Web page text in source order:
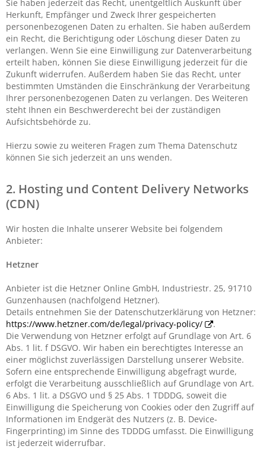
Sie haben jederzeit das Recht, unentgeltlich Auskunft über
Herkunft, Empfänger und Zweck Ihrer gespeicherten
personenbezogenen Daten zu erhalten. Sie haben außerdem
ein Recht, die Berichtigung oder Löschung dieser Daten zu
verlangen. Wenn Sie eine Einwilligung zur Datenverarbeitung
erteilt haben, können Sie diese Einwilligung jederzeit für die
Zukunft widerrufen. Außerdem haben Sie das Recht, unter
bestimmten Umständen die Einschränkung der Verarbeitung
Ihrer personenbezogenen Daten zu verlangen. Des Weiteren
steht Ihnen ein Beschwerderecht bei der zuständigen
Aufsichtsbehörde zu.
Hierzu sowie zu weiteren Fragen zum Thema Datenschutz
können Sie sich jederzeit an uns wenden.
2. Hosting und Content Delivery Networks
(CDN)
Wir hosten die Inhalte unserer Website bei folgendem
Anbieter:
Hetzner
Anbieter ist die Hetzner Online GmbH, Industriestr. 25, 91710
Gunzenhausen (nachfolgend Hetzner).
Details entnehmen Sie der Datenschutzerklärung von Hetzner:
https://www.hetzner.com/de/legal/privacy-policy/
.
Die Verwendung von Hetzner erfolgt auf Grundlage von Art. 6
Abs. 1 lit. f DSGVO. Wir haben ein berechtigtes Interesse an
einer möglichst zuverlässigen Darstellung unserer Website.
Sofern eine entsprechende Einwilligung abgefragt wurde,
erfolgt die Verarbeitung ausschließlich auf Grundlage von Art.
6 Abs. 1 lit. a DSGVO und § 25 Abs. 1 TDDDG, soweit die
Einwilligung die Speicherung von Cookies oder den Zugriff auf
Informationen im Endgerät des Nutzers (z. B. Device-
Fingerprinting) im Sinne des TDDDG umfasst. Die Einwilligung
ist jederzeit widerrufbar.